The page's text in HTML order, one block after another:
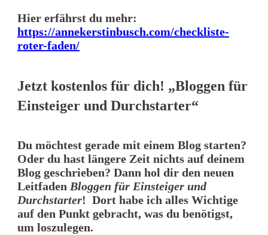
Hier erfährst du mehr:
https://annekerstinbusch.com/checkliste-
roter-faden/
Jetzt kostenlos für dich! „Bloggen für
Einsteiger und Durchstarter“
Du möchtest gerade mit einem Blog starten?
Oder du hast längere Zeit nichts auf deinem
Blog geschrieben? Dann hol dir den neuen
Leitfaden Bloggen für Einsteiger und
Durchstarter! Dort habe ich alles Wichtige
auf den Punkt gebracht, was du benötigst,
um loszulegen.